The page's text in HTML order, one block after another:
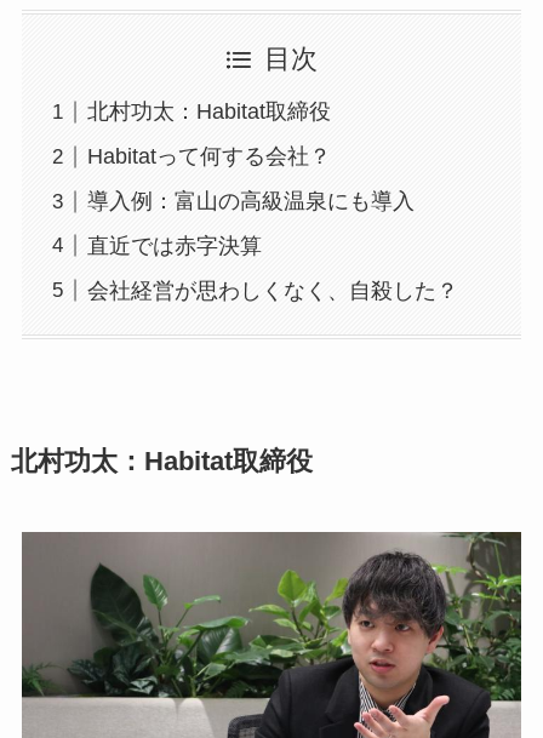
目次
北村功太：Habitat取締役
Habitatって何する会社？
導入例：富山の高級温泉にも導入
直近では赤字決算
会社経営が思わしくなく、自殺した？
北村功太：Habitat取締役